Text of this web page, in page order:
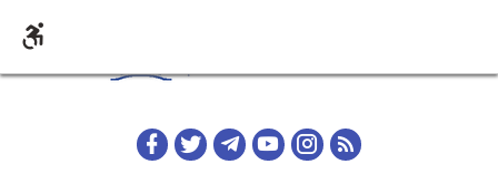
Redes sociales home